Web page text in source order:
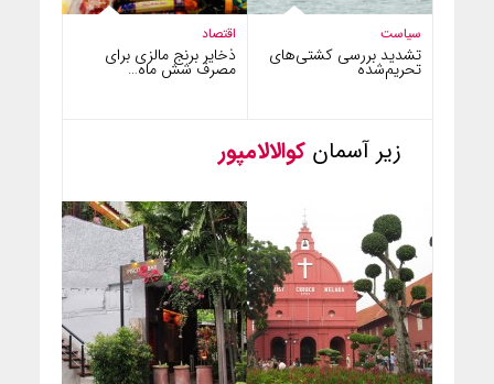
اقتصاد
ذخایر برنج مالزی برای
مصرف شش ماه…
سیاست
تشدید بررسی کشتی‌های
تحریم‌شده
زیر آسمان کوالالامپور